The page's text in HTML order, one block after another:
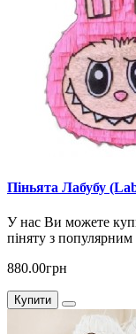
Піньята Лабубу
У нас Ви можете
піняту з
880.00грн
Купити